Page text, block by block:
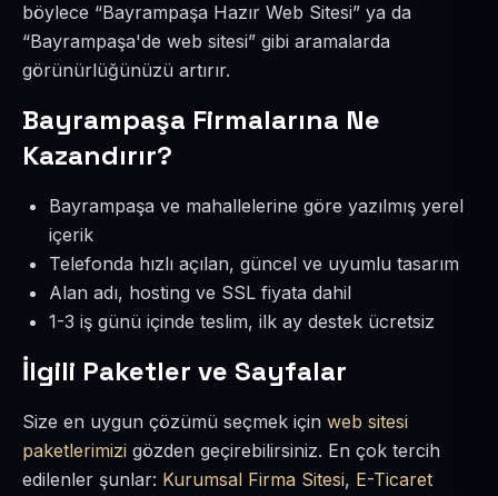
böylece “Bayrampaşa Hazır Web Sitesi” ya da
“Bayrampaşa'de web sitesi” gibi aramalarda
görünürlüğünüzü artırır.
Bayrampaşa Firmalarına Ne
Kazandırır?
Bayrampaşa ve mahallelerine göre yazılmış yerel
içerik
Telefonda hızlı açılan, güncel ve uyumlu tasarım
Alan adı, hosting ve SSL fiyata dahil
1-3 iş günü içinde teslim, ilk ay destek ücretsiz
İlgili Paketler ve Sayfalar
Size en uygun çözümü seçmek için web sitesi
paketlerimizi gözden geçirebilirsiniz. En çok tercih
edilenler şunlar: Kurumsal Firma Sitesi, E-Ticaret